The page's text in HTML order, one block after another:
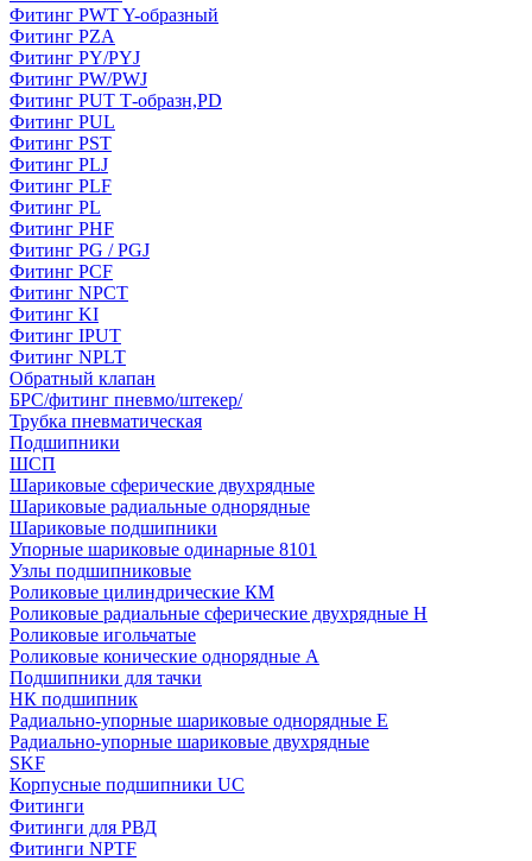
Фитинг РWT Y-образный
Фитинг PZA
Фитинг PY/PYJ
Фитинг PW/PWJ
Фитинг PUT Т-образн,PD
Фитинг PUL
Фитинг PST
Фитинг PLJ
Фитинг PLF
Фитинг PL
Фитинг PHF
Фитинг PG / PGJ
Фитинг PCF
Фитинг NPCT
Фитинг KI
Фитинг IPUT
Фитинг NPLT
Обратный клапан
БРС/фитинг пневмо/штекер/
Трубка пневматическая
Подшипники
ШСП
Шариковые сферические двухрядные
Шариковые радиальные однорядные
Шариковые подшипники
Упорные шариковые одинарные 8101
Узлы подшипниковые
Роликовые цилиндрические КМ
Роликовые радиальные сферические двухрядные H
Роликовые игольчатые
Роликовые конические однорядные А
Подшипники для тачки
НК подшипник
Радиально-упорные шариковые однорядные Е
Радиально-упорные шариковые двухрядные
SKF
Корпусные подшипники UC
Фитинги
Фитинги для РВД
Фитинги NPTF